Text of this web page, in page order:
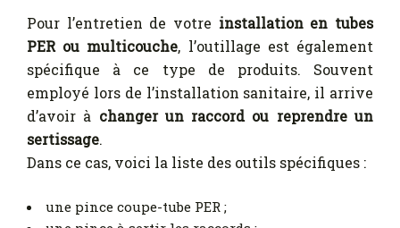
Pour l’entretien de votre installation en tubes
PER ou multicouche, l’outillage est également
spécifique à ce type de produits. Souvent
employé lors de l’installation sanitaire, il arrive
d’avoir à changer un raccord ou reprendre un
sertissage.
Dans ce cas, voici la liste des outils spécifiques :
une pince coupe-tube PER ;